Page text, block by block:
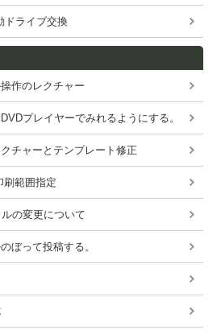
ドライブ交換
作のレクチャー
プレイヤーでみれるようにする。
チャーとテンプレート修正
範囲指定
の変更について
ぼって投稿する。